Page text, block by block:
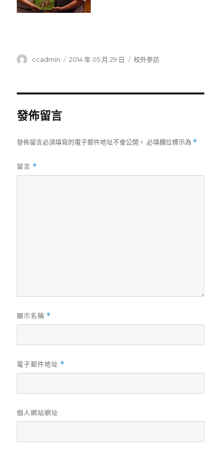
作
ccadmin
發
2014 年 05 月 29 日
分
校外參訪
發佈留言
發佈留言必須填寫的電子郵件地址不會公開。 必填欄位標示為 *
留言 *
顯示名稱 *
電子郵件地址 *
個人網站網址